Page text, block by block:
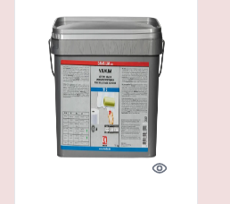
Quick look